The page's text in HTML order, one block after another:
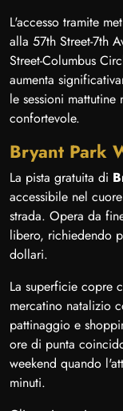
L'accesso tramite
alla 57th Street-7th
Street-Columbus
aumenta
le sessioni
confortevole.
Bryant Park
La pista gratuita di
accessibile nel
strada. Opera da
libero, richiedendo
dollari.
La superficie copre
mercatino natalizio
pattinaggio e
ore di punta
weekend quando
minuti.